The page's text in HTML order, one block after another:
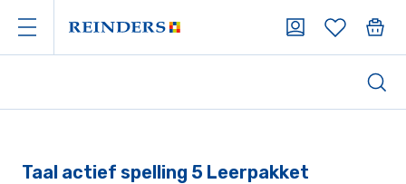
Taal actief spelling 5 Leerpakket